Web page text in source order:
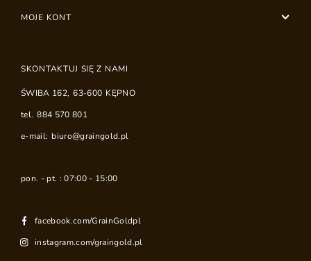
MOJE KONT
SKONTAKTUJ SIĘ Z NAMI
ŚWIBA 162, 63-600 KĘPNO
tel. 884 570 801
e-mail: biuro@graingold.pl
pon. - pt. : 07:00 - 15:00
facebook.com/GrainGoldpl
instagram.com/graingold.pl